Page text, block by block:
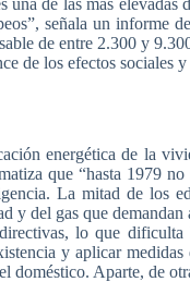
una de las más elevadas
,señala uninforme
deentre 2.300 y
de los efectos sociales y
energética de la
que “hasta 1979
. La mitad de los
y del gasque demandan
directivas, loque dificulta
yaplicar medidas
doméstico. Aparte, de